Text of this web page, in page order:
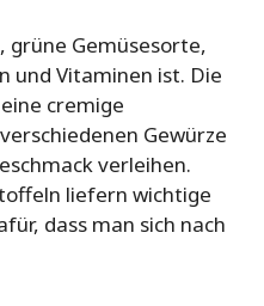
grüne Gemüsesorte,
und Vitaminen ist. Die
cremige
Gewürze
verleihen.
liefern wichtige
dass man sich nach